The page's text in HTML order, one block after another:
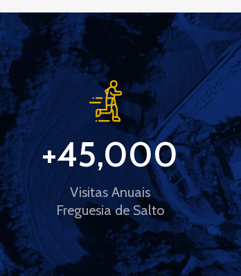
Visitas Anuais
Freguesia de Salto
+45,000